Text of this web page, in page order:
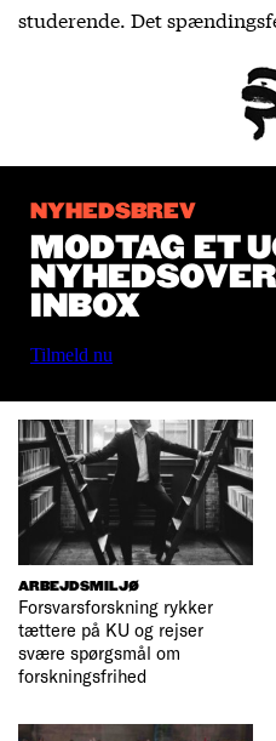
studerende. Det
NYHEDSBREV
MODTAG ET
INBOX
Tilmeld nu
ARBEJDSMILJØ
Forsvarsforskning rykker
tættere på KU og rejser
svære spørgsmål om
forskningsfrihed